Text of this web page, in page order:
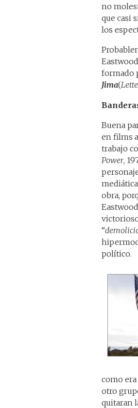
no
que casi
los
formado
Jima(
Buena
en films
trabajo
Power,
obra,
“
político.
como
otro
quitaran